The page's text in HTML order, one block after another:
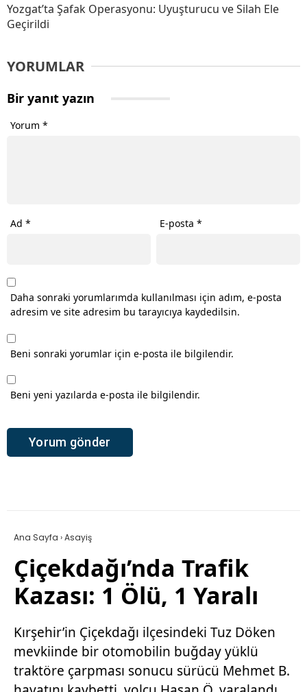
Yozgat’ta Şafak Operasyonu: Uyuşturucu ve Silah Ele
Geçirildi
YORUMLAR
Bir yanıt yazın
Yorum *
Ad * E-posta*
Daha sonraki yorumlarımda kullanılması için adım, e-posta
adresim ve site adresim bu tarayıcıya kaydedilsin.
Beni sonraki yorumlar için e-posta ile bilgilendir.
Beni yeni yazılarda e-posta ile bilgilendir.
Ana Sayfa ›Asayiş
Çiçekdağı’nda Trafik
Kazası: 1 Ölü, 1 Yaralı
Kırşehir’in Çiçekdağı ilçesindeki Tuz Döken
mevkiinde bir otomobilin buğday yüklü
traktöre çarpması sonucu sürücü Mehmet B.